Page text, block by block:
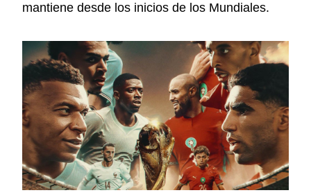
mantiene desde los inicios de los Mundiales.